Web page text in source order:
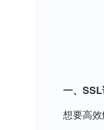
一、
想要高